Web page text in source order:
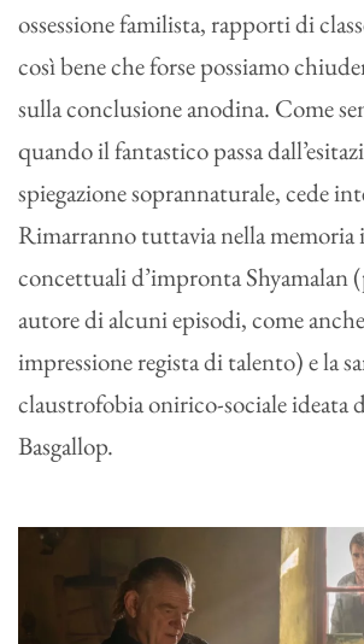
ossessione familista, rapporti di
così bene che forse possiamo
sulla conclusione anodina. Come
quando il fantastico passa
spiegazione soprannaturale, cede
Rimarranno tuttavia nella
concettuali d’impronta Shyamalan
autore di alcuni episodi, come
impressione regista di talento) e la
claustrofobia onirico-sociale ideata
Basgallop.